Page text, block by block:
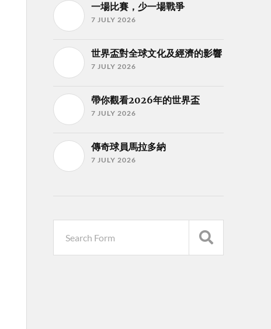
一場比賽，少一場戰爭
7 JULY 2026
世界盃對全球文化及經濟的影響
7 JULY 2026
帶你觀看2026年的世界盃
7 JULY 2026
傳奇球員馬拉多納
7 JULY 2026